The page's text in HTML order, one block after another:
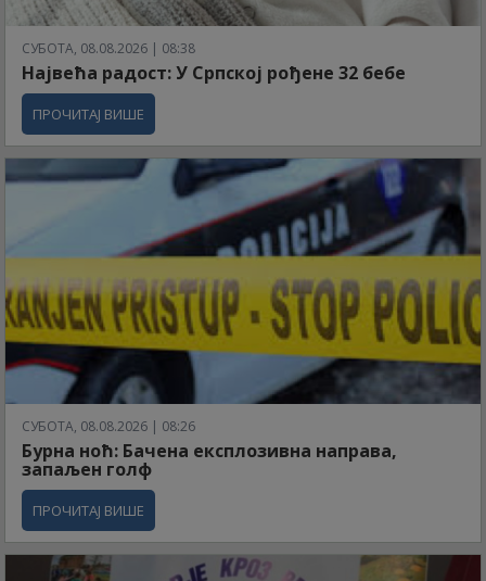
СУБОТА, 08.08.2026 | 08:38
Највећа радост: У Српској рођене 32 бебе
ПРОЧИТАЈ ВИШЕ
СУБОТА, 08.08.2026 | 08:26
Бурна ноћ: Бачена експлозивна направа,
запаљен голф
ПРОЧИТАЈ ВИШЕ